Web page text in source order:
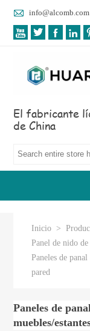
 info@alcomb.com
   
El fabricante
de China
Inicio >
Panel de nido
Paneles de
pared
Paneles de
muebles/